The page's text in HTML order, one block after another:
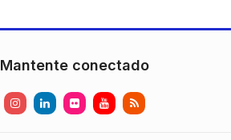
Mantente conectado